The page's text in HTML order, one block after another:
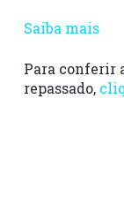
Saiba mais
Para conferir
repassado,